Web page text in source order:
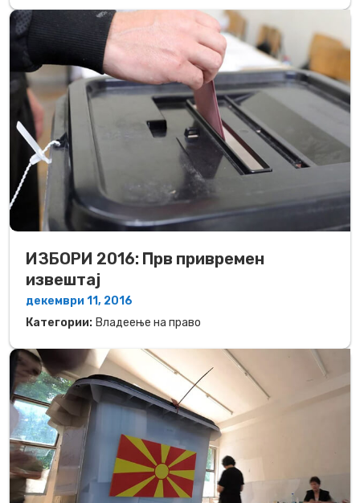
ИЗБОРИ 2016: Прв привремен
извештај
декември 11, 2016
Категории: Владеење на право